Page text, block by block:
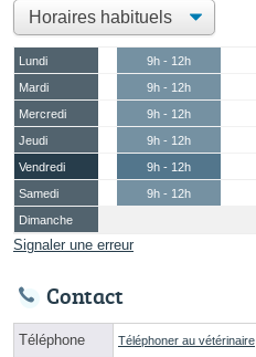
Lundi 9h - 12h
Mardi
9h - 12h
Mercredi
9h - 12h
Jeudi
9h - 12h
Vendredi
9h - 12h
Samedi
9h - 12h
Dimanche
Signaler une erreur
Contact
Téléphone Téléphoner au vétérinaire